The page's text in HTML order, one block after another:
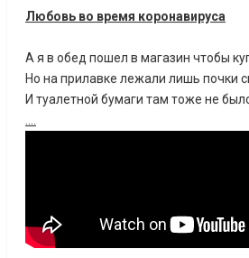
Любовь во время коронавируса
А я в обед пошел в магазин чтобы
Но на прилавке лежали лишь почки
И туалетной бумаги там тоже не